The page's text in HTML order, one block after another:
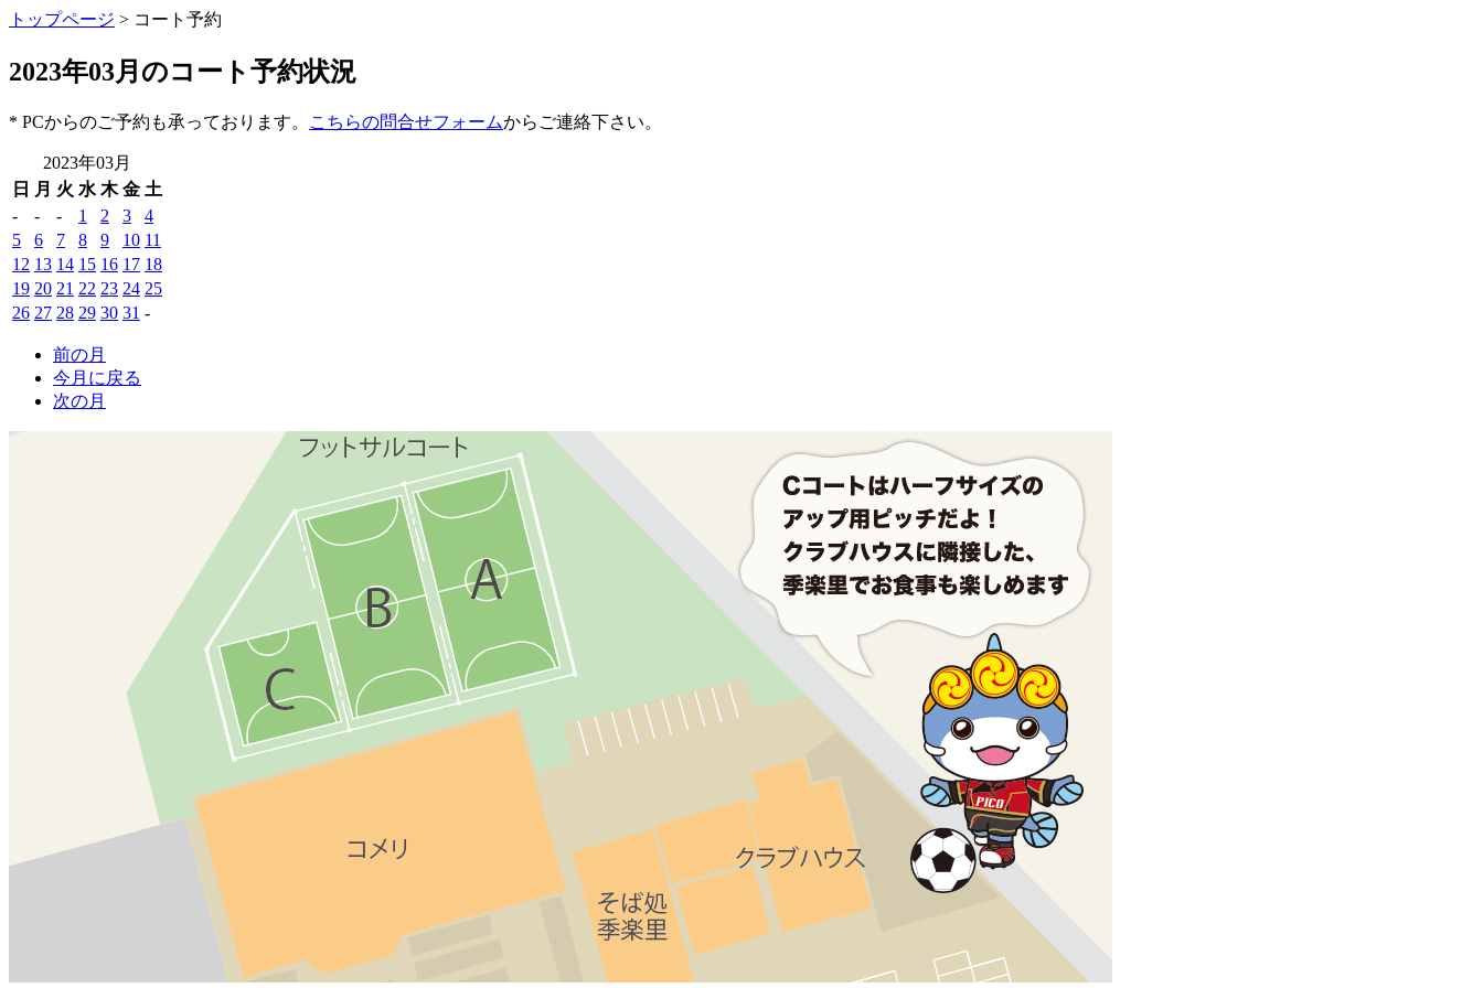
トップページ > コート予約
2023年03月のコート予約状況
* PCからのご予約も承っております。 こちらの問合せフォームからご連絡下さい。
2023年03月
日
月 火 水 木 金 土
-
- - 1 2 3
4
5
6 7 8 9 10 11
12 13 14 15 16 17 18
19 20 21 22 23 24 25
26 27 28 29 30 31 -
前の月
今月に戻る
次の月